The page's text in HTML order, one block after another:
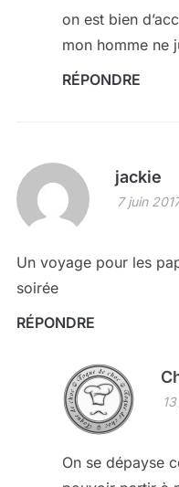
on est bien
mon homme ne
RÉPONDRE
jackie
7 juin
Un voyage pour les
soirée
RÉPONDRE
On se dépayse